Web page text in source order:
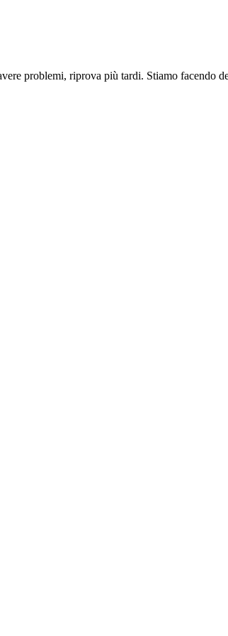
problemi, riprova più tardi. Stiamo facendo